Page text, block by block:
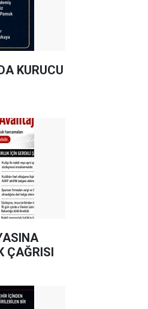
KURUCU
ÇAĞRISI